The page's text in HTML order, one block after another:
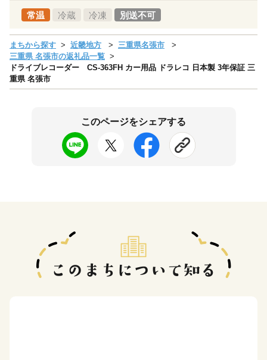
常温 冷蔵 冷凍 別送不可
まちから探す 近畿地方
三重県名張市
三重県 名張市の返礼品一覧
ドライブレコーダー CS-363FH カー用品 ドラレコ 日本製 3年保証 三
重県 名張市
このページをシェアする